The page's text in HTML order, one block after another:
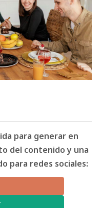
para generar en
del contenido y una
para redes sociales: